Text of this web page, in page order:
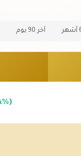
آخر 90 يوم
(+٤.٠٨%)